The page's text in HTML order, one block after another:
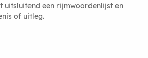
uitsluitend een rijmwoordenlijst en
of uitleg.